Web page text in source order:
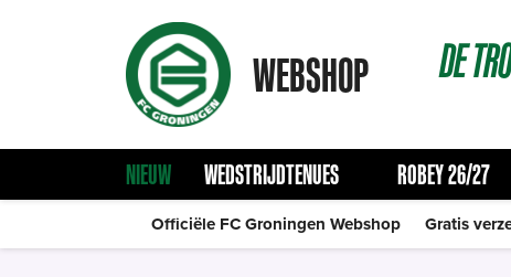
WEBSHOP DE
NIEUW WEDSTRIJDTENUES ROBEY 26/27
Officiële FC Groningen Webshop Gratis